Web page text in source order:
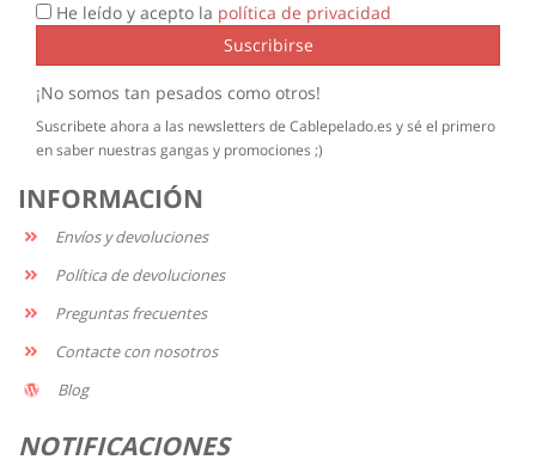
He leído y acepto la política de privacidad
Suscribirse
¡No somos tan pesados como otros!
Suscribete ahora a las newsletters de Cablepelado.es y sé el primero
en saber nuestras gangas y promociones ;)
INFORMACIÓN
Envíos y devoluciones
Política de devoluciones
Preguntas frecuentes
Contacte con nosotros
Blog
NOTIFICACIONES